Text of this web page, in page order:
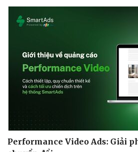
Performance Video Ads: Giải